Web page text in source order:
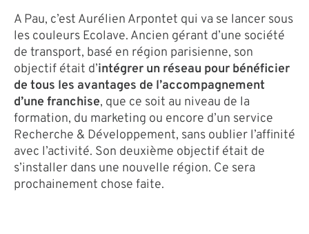
A Pau, c’est Aurélien Arpontet qui va se lancer sous
les couleurs Ecolave. Ancien gérant d’une société
de transport, basé en région parisienne, son
objectif était d’intégrer un réseau pour bénéficier
de tous les avantages de l’accompagnement
d’une franchise, que ce soit au niveau de la
formation, du marketing ou encore d’un service
Recherche & Développement, sans oublier l’affinité
avec l’activité. Son deuxième objectif était de
s’installer dans une nouvelle région. Ce sera
prochainement chose faite.